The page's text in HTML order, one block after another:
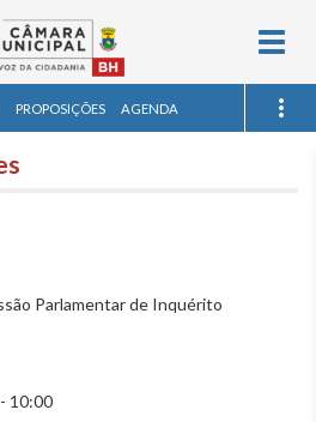
PROPOSIÇÕES AGENDA
Parlamentar de Inquérito
10:00